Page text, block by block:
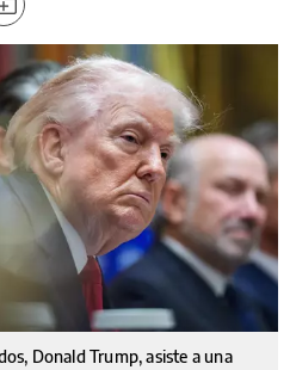
Donald Trump, asiste a una